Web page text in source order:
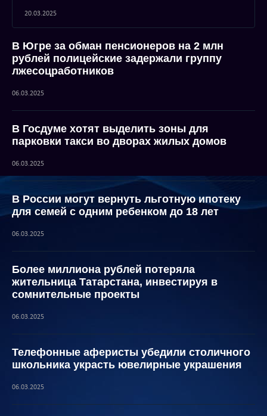
20.03.2025
В Югре за обман пенсионеров на 2 млн
рублей полицейские задержали группу
лжесоцработников
06.03.2025
В Госдуме хотят выделить зоны для
парковки такси во дворах жилых домов
06.03.2025
В России могут вернуть льготную ипотеку
для семей с одним ребенком до 18 лет
06.03.2025
Более миллиона рублей потеряла
жительница Татарстана, инвестируя в
сомнительные проекты
06.03.2025
Телефонные аферисты убедили столичного
школьника украсть ювелирные украшения
06.03.2025